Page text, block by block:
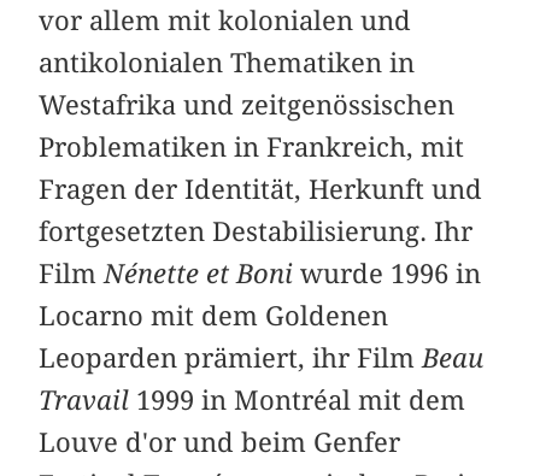
vor allem mit kolonialen und
antikolonialen Thematiken in
Westafrika und zeitgenössischen
Problematiken in Frankreich, mit
Fragen der Identität, Herkunft und
fortgesetzten Destabilisierung. Ihr
Film Nénette et Boni wurde 1996 in
Locarno mit dem Goldenen
Leoparden prämiert, ihr Film Beau
Travail 1999 in Montréal mit dem
Louve d'or und beim Genfer